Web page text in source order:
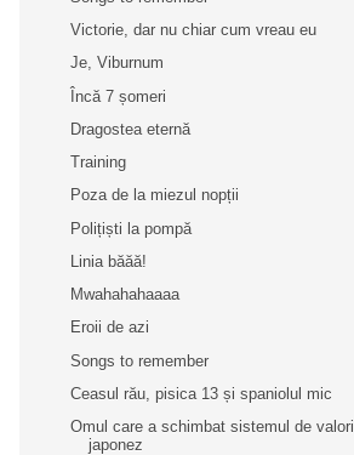
Victorie, dar nu chiar cum vreau eu
Je, Viburnum
Încă 7 șomeri
Dragostea eternă
Training
Poza de la miezul nopții
Polițiști la pompă
Linia băăă!
Mwahahahaaaa
Eroii de azi
Songs to remember
Ceasul rău, pisica 13 și spaniolul mic
Omul care a schimbat sistemul de valori
japonez